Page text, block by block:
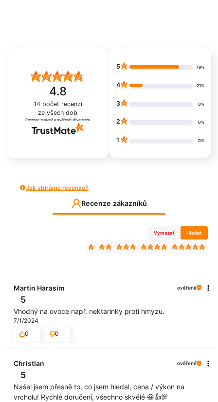
4.8
14počet recenzí
ze všech dob
Recenze získané a ověřené uživatelem
5 79%
4 21%
3 0%
2 0%
1 0%
Jak sbíráme recenze?
Recenze zákazníků
Vymazat Hledat
Martin Harasim ověřené
5
Vhodný na ovoce např. nektarinky proti hmyzu.
7/1/2024
0
0
Christian ověřené
5
Našel jsem přesně to, co jsem hledal, cena / výkon na
vrcholu! Rychlé doručení, všechno skvělé 😃👍💯